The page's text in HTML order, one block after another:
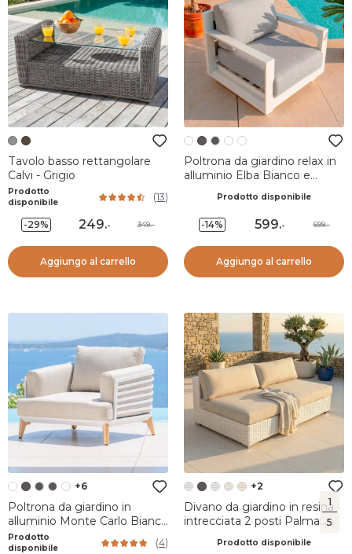
1
5
Tavolo basso rettangolare
Calvi - Grigio
Prodotto
disponibile
(13)
-29% 249.- 349.-
Aggiungo al carrello
Poltrona da giardino relax in
alluminio Elba Bianco e
Prodotto disponibile
-14% 599.- 699.-
Aggiungo al carrello
+6
Poltrona da giardino in
alluminio Monte Carlo Bianco
e tortora
Prodotto
disponibile
(4)
+2
Divano da giardino in resina
intrecciata 2 posti Palma
Prodotto disponibile